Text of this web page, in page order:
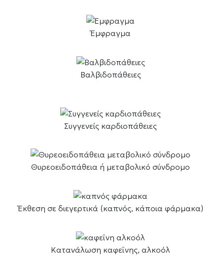
Έμφραγμα
Βαλβιδοπάθειες
Συγγενείς καρδιοπάθειες
Θυρεοειδοπάθεια ή μεταβολικό σύνδρομο
Έκθεση σε διεγερτικά (καπνός, κάποια φάρμακα)
Κατανάλωση καφεΐνης, αλκοόλ